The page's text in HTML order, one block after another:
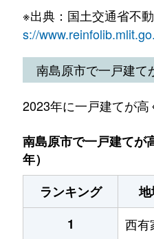
※出典：国土交通省不
s://
南島原市で一戸建て
2023年に一戸建てが高
南島原市で一戸建てが
年）
ランキング
地
1
西有